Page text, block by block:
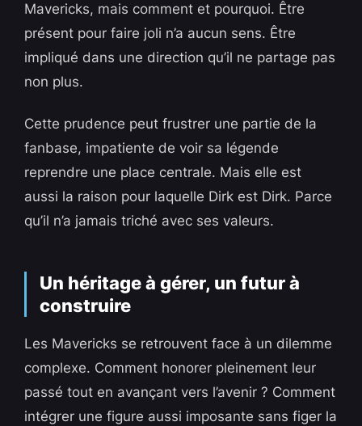
Mavericks, mais comment et pourquoi. Être
présent pour faire joli n’a aucun sens. Être
impliqué dans une direction qu’il ne partage pas
non plus.
Cette prudence peut frustrer une partie de la
fanbase, impatiente de voir sa légende
reprendre une place centrale. Mais elle est
aussi la raison pour laquelle Dirk est Dirk. Parce
qu’il n’a jamais triché avec ses valeurs.
Un héritage à gérer, un futur à
construire
Les Mavericks se retrouvent face à un dilemme
complexe. Comment honorer pleinement leur
passé tout en avançant vers l’avenir ? Comment
intégrer une figure aussi imposante sans figer la